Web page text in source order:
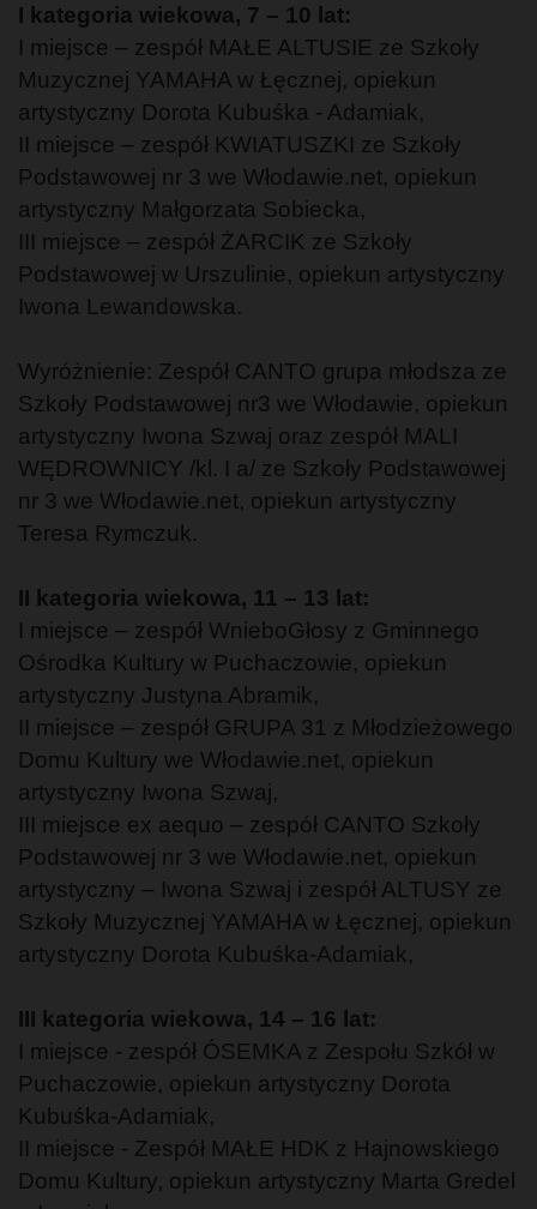
I kategoria wiekowa, 7 – 10 lat:
I miejsce – zespół MAŁE ALTUSIE ze Szkoły
Muzycznej YAMAHA w Łęcznej, opiekun
artystyczny Dorota Kubuśka - Adamiak,
II miejsce – zespół KWIATUSZKI ze Szkoły
Podstawowej nr 3 we Włodawie.net, opiekun
artystyczny Małgorzata Sobiecka,
III miejsce – zespół ŻARCIK ze Szkoły
Podstawowej w Urszulinie, opiekun artystyczny
Iwona Lewandowska.
Wyróżnienie: Zespół CANTO grupa młodsza ze
Szkoły Podstawowej nr3 we Włodawie, opiekun
artystyczny Iwona Szwaj oraz zespół MALI
WĘDROWNICY /kl. I a/ ze Szkoły Podstawowej
nr 3 we Włodawie.net, opiekun artystyczny
Teresa Rymczuk.
II kategoria wiekowa, 11 – 13 lat:
I miejsce – zespół WnieboGłosy z Gminnego
Ośrodka Kultury w Puchaczowie, opiekun
artystyczny Justyna Abramik,
II miejsce – zespół GRUPA 31 z Młodzieżowego
Domu Kultury we Włodawie.net, opiekun
artystyczny Iwona Szwaj,
III miejsce ex aequo – zespół CANTO Szkoły
Podstawowej nr 3 we Włodawie.net, opiekun
artystyczny – Iwona Szwaj i zespół ALTUSY ze
Szkoły Muzycznej YAMAHA w Łęcznej, opiekun
artystyczny Dorota Kubuśka-Adamiak,
III kategoria wiekowa, 14 – 16 lat:
I miejsce - zespół ÓSEMKA z Zespołu Szkół w
Puchaczowie, opiekun artystyczny Dorota
Kubuśka-Adamiak,
II miejsce - Zespół MAŁE HDK z Hajnowskiego
Domu Kultury, opiekun artystyczny Marta Gredel